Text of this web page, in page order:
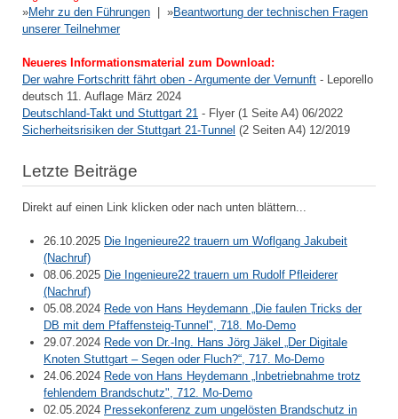
»Mehr zu den Führungen | »Beantwortung der technischen Fragen
unserer Teilnehmer
Neueres Informationsmaterial zum Download:
Der wahre Fortschritt fährt oben - Argumente der Vernunft - Leporello
deutsch 11. Auflage März 2024
Deutschland-Takt und Stuttgart 21 - Flyer (1 Seite A4) 06/2022
Sicherheitsrisiken der Stuttgart 21-Tunnel (2 Seiten A4) 12/2019
Letzte Beiträge
Direkt auf einen Link klicken oder nach unten blättern...
26.10.2025 Die Ingenieure22 trauern um Woflgang Jakubeit
(Nachruf)
08.06.2025 Die Ingenieure22 trauern um Rudolf Pfleiderer
(Nachruf)
05.08.2024 Rede von Hans Heydemann „Die faulen Tricks der
DB mit dem Pfaffensteig-Tunnel", 718. Mo-Demo
29.07.2024 Rede von Dr.-Ing. Hans Jörg Jäkel „Der Digitale
Knoten Stuttgart – Segen oder Fluch?“, 717. Mo-Demo
24.06.2024 Rede von Hans Heydemann „Inbetriebnahme trotz
fehlendem Brandschutz", 712. Mo-Demo
02.05.2024 Pressekonferenz zum ungelösten Brandschutz in